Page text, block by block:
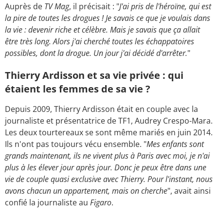
Auprès de TV Mag, il précisait : "J'ai pris de l'héroïne, qui est
la pire de toutes les drogues ! Je savais ce que je voulais dans
la vie : devenir riche et célèbre. Mais je savais que ça allait
être très long. Alors j'ai cherché toutes les échappatoires
possibles, dont la drogue. Un jour j'ai décidé d'arrêter."
Thierry Ardisson et sa vie privée : qui
étaient les femmes de sa vie ?
Depuis 2009, Thierry Ardisson était en couple avec la
journaliste et présentatrice de TF1, Audrey Crespo-Mara.
Les deux tourtereaux se sont même mariés en juin 2014.
Ils n'ont pas toujours vécu ensemble. "Mes enfants sont
grands maintenant, ils ne vivent plus à Paris avec moi, je n'ai
plus à les élever jour après jour. Donc je peux être dans une
vie de couple quasi exclusive avec Thierry. Pour l'instant, nous
avons chacun un appartement, mais on cherche", avait ainsi
confié la journaliste au Figaro.